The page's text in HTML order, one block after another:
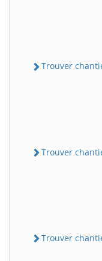
Trouver
Trouver
Trouver